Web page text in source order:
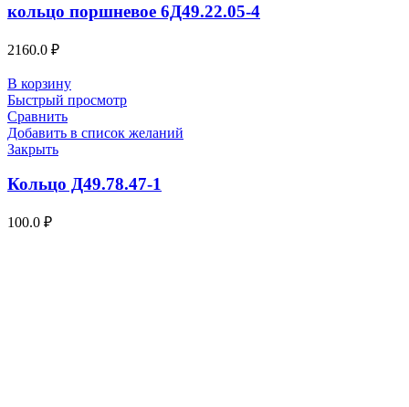
кольцо поршневое 6Д49.22.05-4
2160.0 ₽
В корзину
Быстрый просмотр
Сравнить
Добавить в список желаний
Закрыть
Кольцо Д49.78.47-1
100.0 ₽